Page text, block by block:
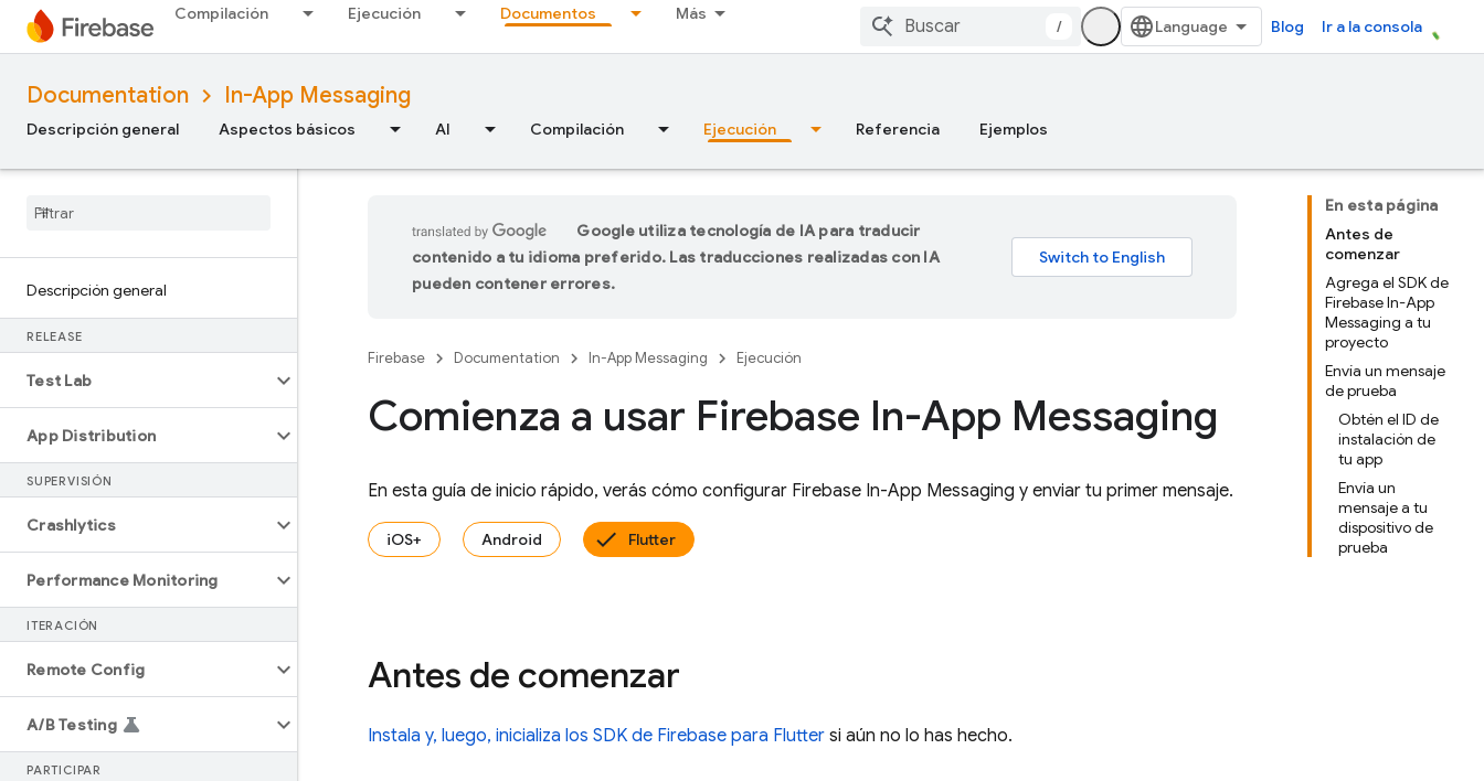
Compilación Ejecución Documentos Más
/ Blog Ir a la consola
Documentation In-App Messaging
Descripción general Aspectos básicos AI Compilación Ejecución Referencia Ejemplos
Descripción general
RELEASE
Test Lab
App Distribution
SUPERVISIÓN
Crashlytics
Performance Monitoring
ITERACIÓN
Remote Config
A/B Testing
PARTICIPAR
En esta página
Antes de
comenzar
Agrega el SDK de
Firebase In-App
Messaging a tu
proyecto
Envía un mensaje
de prueba
Obtén el ID de
instalación de
tu app
Envía un
mensaje a tu
dispositivo de
prueba
Google utiliza tecnología de IA para traducir
contenido a tu idioma preferido. Las traducciones realizadas con IA
pueden contener errores.
Firebase Documentation In-App Messaging Ejecución
Comienza a usar Firebase In-App Messaging
En esta guía de inicio rápido, verás cómo configurar Firebase In-App Messaging y enviar tu primer mensaje.
iOS+ Android Flutter
Antes de comenzar
Instala y, luego, inicializa los SDK de Firebase para Flutter si aún no lo has hecho.